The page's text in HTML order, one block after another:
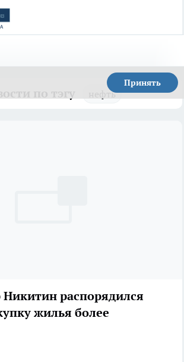
Принять
нефть
Никитин распорядился
жилья более